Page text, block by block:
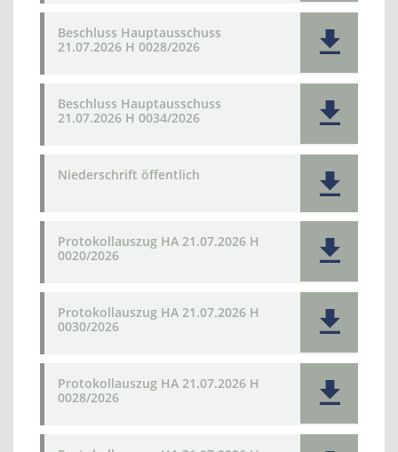
Beschluss Hauptausschuss
21.07.2026 H 0028/2026
Beschluss Hauptausschuss
21.07.2026 H 0034/2026
Niederschrift öffentlich
Protokollauszug HA 21.07.2026 H
0020/2026
Protokollauszug HA 21.07.2026 H
0030/2026
Protokollauszug HA 21.07.2026 H
0028/2026